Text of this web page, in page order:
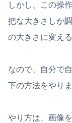
しかし、この操
把な大きさしか
の大きさに変え
なので、自分で
下の方法をやりま
やり方は、画像